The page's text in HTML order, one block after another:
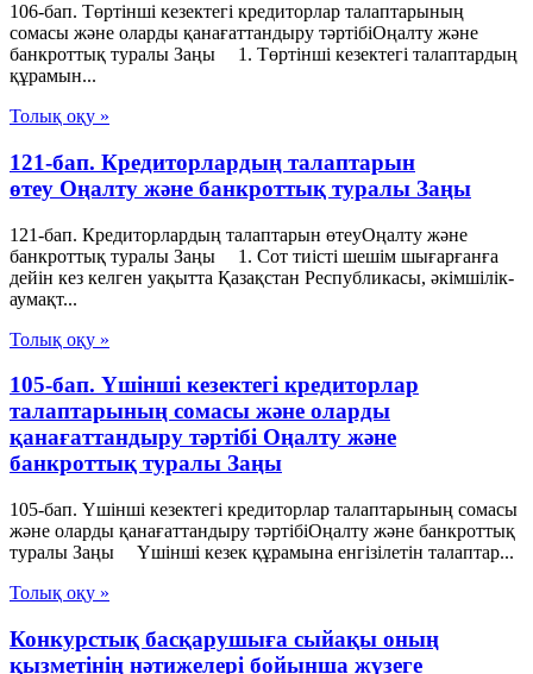
106-бап. Төртінші кезектегі кредиторлар талаптарының
сомасы және оларды қанағаттандыру тәртібіОңалту және
банкроттық туралы Заңы 1. Төртінші кезектегі талаптардың
құрамын...
Толық оқу »
121-бап. Кредиторлардың талаптарын
өтеу Оңалту және банкроттық туралы Заңы
121-бап. Кредиторлардың талаптарын өтеуОңалту және
банкроттық туралы Заңы 1. Сот тиiстi шешiм шығарғанға
дейiн кез келген уақытта Қазақстан Республикасы, әкiмшiлiк-
аумақт...
Толық оқу »
105-бап. Үшінші кезектегі кредиторлар
талаптарының сомасы және оларды
қанағаттандыру тәртібі Оңалту және
банкроттық туралы Заңы
105-бап. Үшінші кезектегі кредиторлар талаптарының сомасы
және оларды қанағаттандыру тәртібіОңалту және банкроттық
туралы Заңы Үшінші кезек құрамына енгізілетін талаптар...
Толық оқу »
Конкурстық басқарушыға сыйақы оның
қызметінің нәтижелері бойынша жүзеге